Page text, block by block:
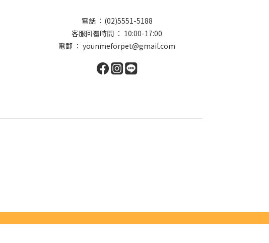
電話 ：(02)5551-5188
客服回覆時間 ： 10:00-17:00
電郵 ： younmeforpet@gmail.com